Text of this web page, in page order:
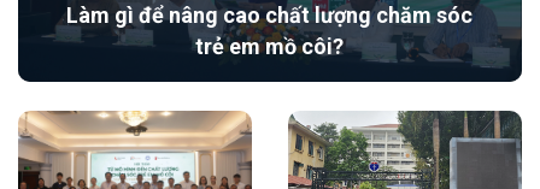
Làm gì để nâng cao chất lượng chăm sóc
trẻ em mồ côi?